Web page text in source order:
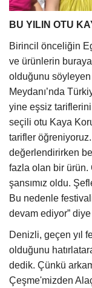
BU YILIN OTU
Birincil önceliğin
ve ürünlerin
olduğunu
Meydanı’nda
yine eşsiz tariflerini
seçili otu Kaya
tarifler
değerlendirirken
fazla olan bir ürün.
şansımız oldu.
Bu nedenle
devam ediyor”
Denizli, geçen yıl
olduğunu
dedik. Çünkü
Çeşme'mizden